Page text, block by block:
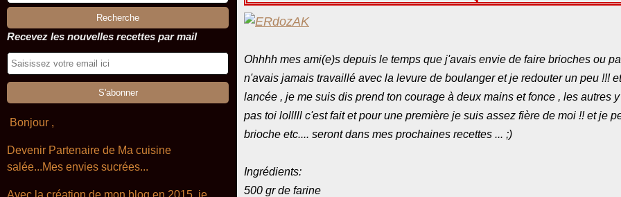
Recevez les nouvelles recettes par mail
Bonjour ,
Devenir Partenaire de Ma cuisine
salée...Mes envies sucrées...
Avec la création de mon blog en 2015, je
Ohhhh mes ami(e)s depuis le temps que j'avais envie de faire brioches ou
n'avais jamais travaillé avec la levure de boulanger et je redouter un peu !!!
lancée , je me suis dis prend ton courage à deux mains et fonce , les autres
pas toi lolllll c'est fait et pour une première je suis assez fière de moi !! et je
brioche etc.... seront dans mes prochaines recettes ... ;)
Ingrédients:
500 gr de farine